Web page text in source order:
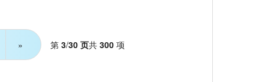
» 第 3/30 页共 300项